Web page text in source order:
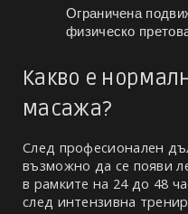
Ограничена
физическо
Какво е
масажа?
След професионален
възможно да се появи
в рамките на 24 до 48
след интензивна